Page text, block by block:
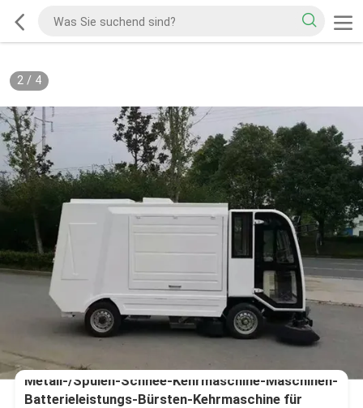
2/ 4
Metall-/Spulen-Schnee-Kehrmaschine-Maschinen-
Batterieleistungs-Bürsten-Kehrmaschine für